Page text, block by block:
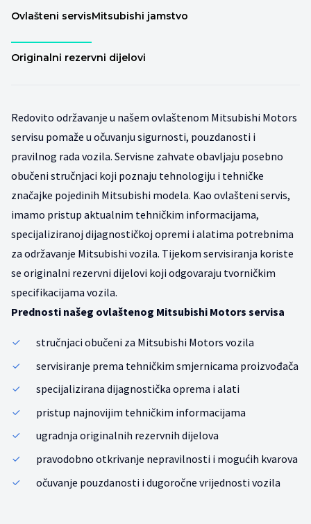
Ovlašteni servisMitsubishi jamstvo
Originalni rezervni dijelovi
Redovito održavanje u našem ovlaštenom Mitsubishi Motors
servisu pomaže u očuvanju sigurnosti, pouzdanosti i
pravilnog rada vozila. Servisne zahvate obavljaju posebno
obučeni stručnjaci koji poznaju tehnologiju i tehničke
značajke pojedinih Mitsubishi modela. Kao ovlašteni servis,
imamo pristup aktualnim tehničkim informacijama,
specijaliziranoj dijagnostičkoj opremi i alatima potrebnima
za održavanje Mitsubishi vozila. Tijekom servisiranja koriste
se originalni rezervni dijelovi koji odgovaraju tvorničkim
specifikacijama vozila.
Prednosti našeg ovlaštenog Mitsubishi Motors servisa
stručnjaci obučeni za Mitsubishi Motors vozila
servisiranje prema tehničkim smjernicama proizvođača
specijalizirana dijagnostička oprema i alati
pristup najnovijim tehničkim informacijama
ugradnja originalnih rezervnih dijelova
pravodobno otkrivanje nepravilnosti i mogućih kvarova
očuvanje pouzdanosti i dugoročne vrijednosti vozila